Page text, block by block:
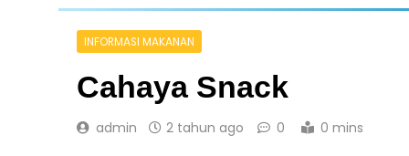
INFORMASI MAKANAN
Cahaya Snack
admin 2 tahun ago 0 0 mins